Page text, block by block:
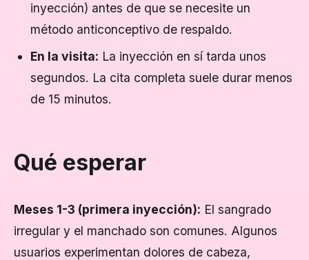
inyección) antes de que se necesite un
método anticonceptivo de respaldo.
En la visita: La inyección en sí tarda unos
segundos. La cita completa suele durar menos
de 15 minutos.
Qué esperar
Meses 1-3 (primera inyección): El sangrado
irregular y el manchado son comunes. Algunos
usuarios experimentan dolores de cabeza,